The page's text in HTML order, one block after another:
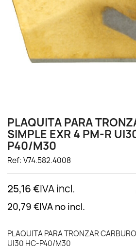
PLAQUITA PARA
SIMPLE EXR 4 PM-R
P40/M30
Ref: V74.582.4008
25,16 €IVA incl.
20,79 €IVA no incl.
PLAQUITA PARA TRONZAR
UI30 HC-P40/M30